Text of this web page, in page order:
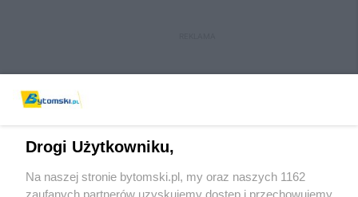
Wydawca mediów lokalnych
Drogi Użytkowniku,
Na naszej stronie bytomski.pl, my oraz naszych 1162
zaufanych partnerów uzyskujemy dostęp i przechowujemy